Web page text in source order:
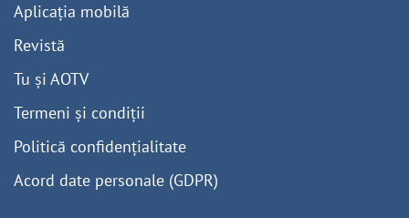
Aplicația mobilă
Revistă
Tu și AOTV
Termeni și condiții
Politică confidențialitate
Acord date personale (GDPR)